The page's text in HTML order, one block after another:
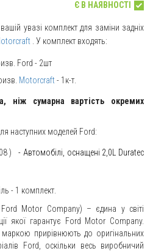
Є В НАЯВНОСТІ
увазі комплект для заміни задніх
. У комплект входять:
Ford - 2шт
Motorcraft - 1к-т.
ніж сумарна вартість окремих
наступних моделей Ford:
)
- Автомобілі, оснащені 2,0L Duratec
- 1 комплект.
Ford Motor Company) – єдина у світі
якої гарантує Ford Motor Company.
прирівнюють до оригінальних
Ford, оскільки весь виробничий